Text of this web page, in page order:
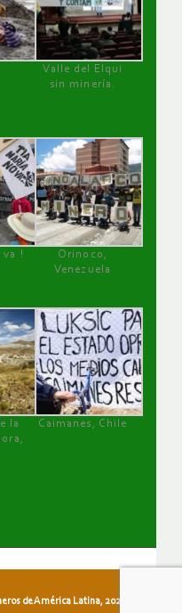
Valle del Elqui
sin minería.
va !
Orinoco,
Venezuela
la
Caimanes, Chile
de América Latina, 2026